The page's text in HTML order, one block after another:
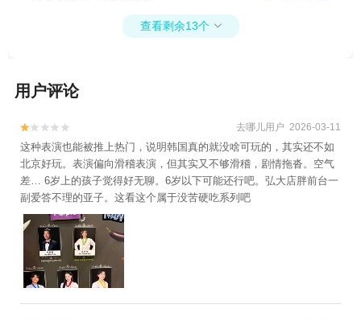
查看剩余13个 
用户评论

 去哪儿用户 2026-03-11
这种表演也能被推上热门，说明韩国真的就没啥可玩的，其实还不如
北京好玩。表演偏向滑稽表演，但其实又不够滑稽，剧情拖沓。空气
差… 6岁上的孩子觉得好无聊。6岁以下可能还行吧。弘大店胖前台一
副爱答不理的亚子。这看这个属于没苦硬吃系列吧